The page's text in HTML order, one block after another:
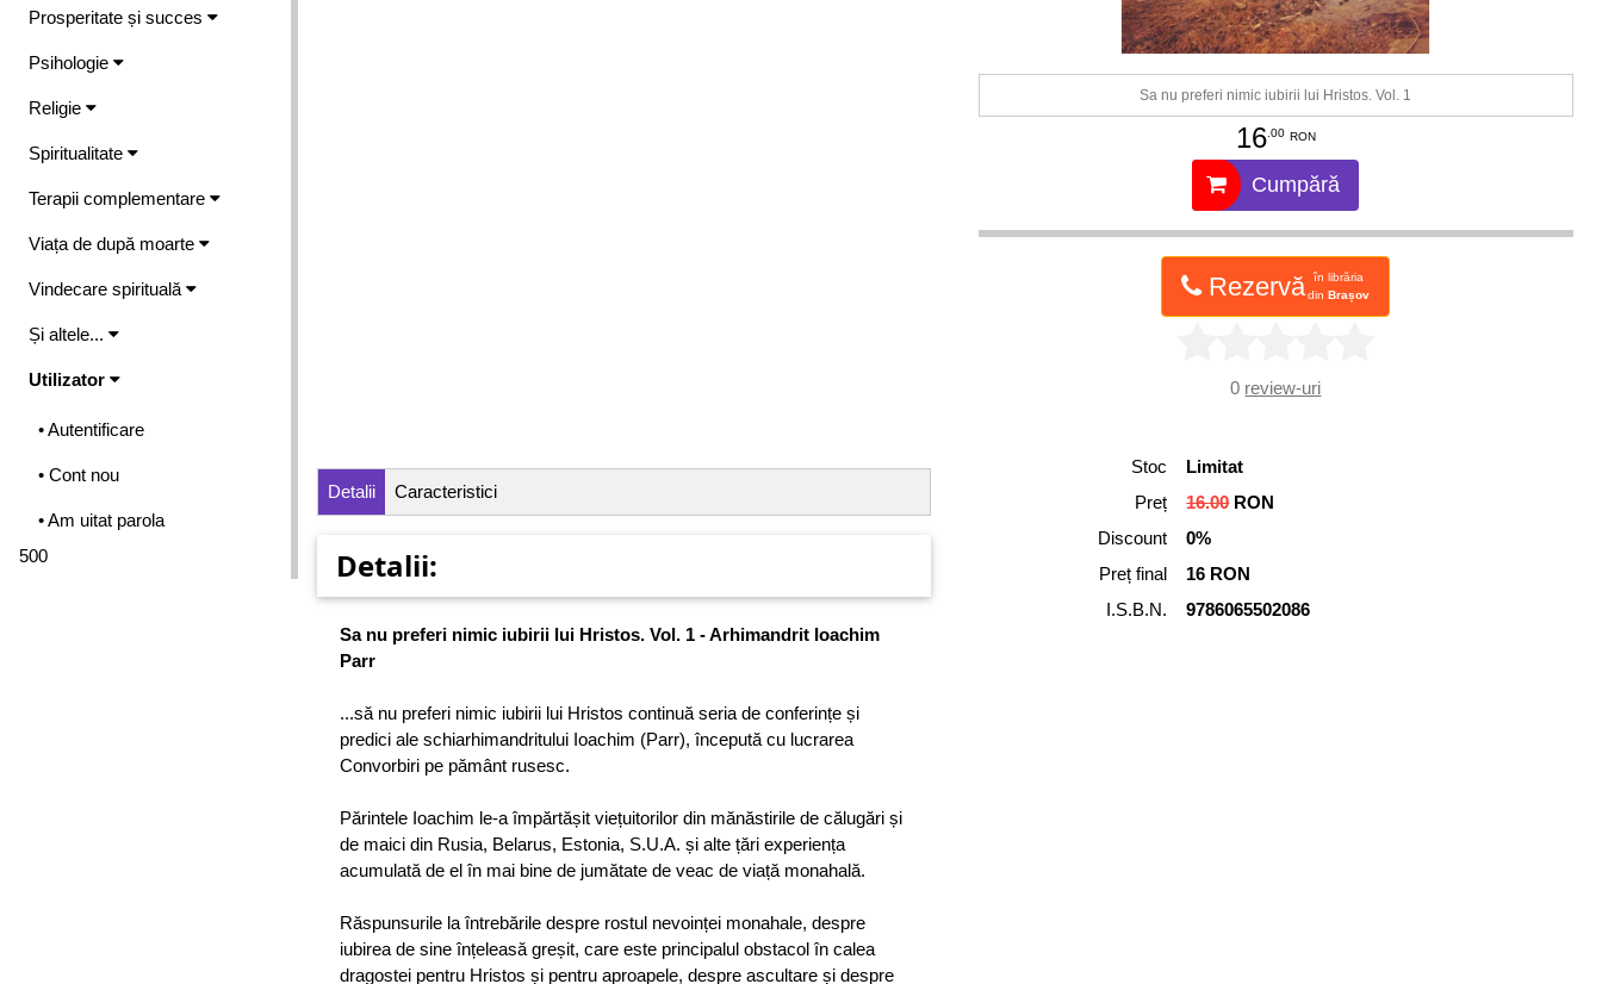
Prosperitate și succes
Psihologie
Religie
Spiritualitate
Terapii complementare
Viața de după moarte
Vindecare spirituală
Și altele...
Utilizator
• Autentificare
• Cont nou
• Am uitat parola
500
Sa nu preferi nimic iubirii lui Hristos. Vol. 1
16 .00 RON
Cumpără
Rezervă
în librăria
dinBrașov
0 review-uri
Detalii Caracteristici
Detalii:
Sa nu preferi nimic iubirii lui Hristos. Vol. 1 - Arhimandrit Ioachim
Parr
...să nu preferi nimic iubirii lui Hristos continuă seria de conferințe și
predici ale schiarhimandritului Ioachim (Parr), începută cu lucrarea
Convorbiri pe pământ rusesc.
Părintele Ioachim le-a împărtășit viețuitorilor din mănăstirile de călugări și
de maici din Rusia, Belarus, Estonia, S.U.A. și alte țări experiența
acumulată de el în mai bine de jumătate de veac de viață monahală.
Răspunsurile la întrebările despre rostul nevoinței monahale, despre
iubirea de sine înțeleasă greșit, care este principalul obstacol în calea
dragostei pentru Hristos și pentru aproapele, despre ascultare și despre
Stoc
Limitat
Preț
16.00RON
Discount
0%
Preț final
16 RON
I.S.B.N.
9786065502086